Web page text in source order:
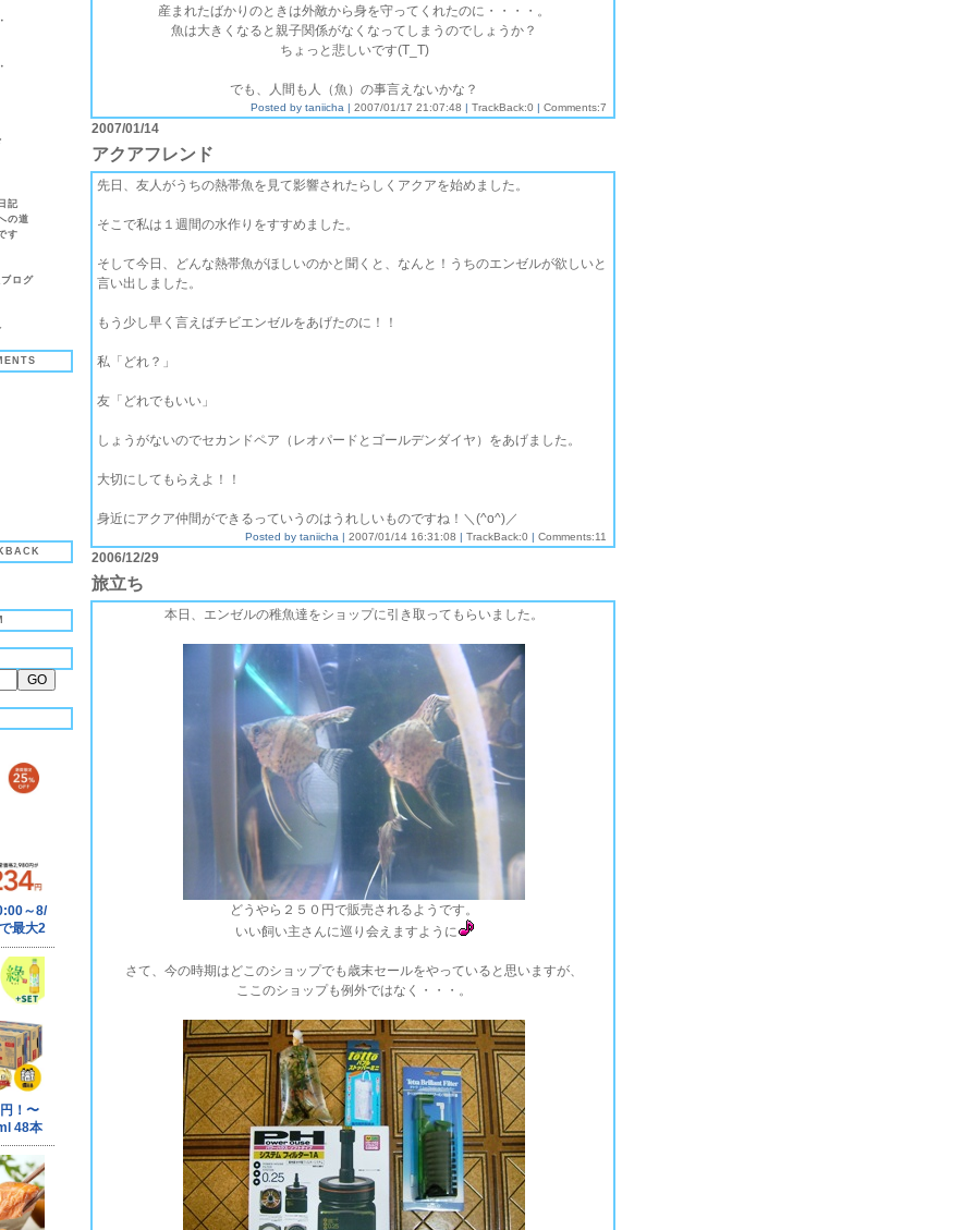
記
の道
す
ログ
産まれたばかりのときは外敵から身を守ってくれたのに・・・・。
魚は大きくなると親子関係がなくなってしまうのでしょうか？
ちょっと悲しいです(T_T)
でも、人間も人（魚）の事言えないかな？
Posted by taniicha | 2007/01/17 21:07:48 | TrackBack:0 | Comments:7
2007/01/14
アクアフレンド
先日、友人がうちの熱帯魚を見て影響されたらしくアクアを始めました。
そこで私は１週間の水作りをすすめました。
そして今日、どんな熱帯魚がほしいのかと聞くと、なんと！うちのエンゼルが欲しいと
言い出しました。
もう少し早く言えばチビエンゼルをあげたのに！！
私「どれ？」
友「どれでもいい」
しょうがないのでセカンドペア（レオパードとゴールデンダイヤ）をあげました。
大切にしてもらえよ！！
身近にアクア仲間ができるっていうのはうれしいものですね！＼(^o^)／
Posted by taniicha | 2007/01/14 16:31:08 | TrackBack:0 | Comments:11
2006/12/29
旅立ち
本日、エンゼルの稚魚達をショップに引き取ってもらいました。
どうやら２５０円で販売されるようです。
いい飼い主さんに巡り会えますように
さて、今の時期はどこのショップでも歳末セールをやっていると思いますが、
ここのショップも例外ではなく・・・。